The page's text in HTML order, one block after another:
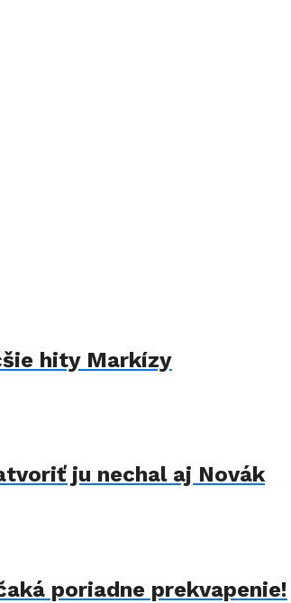
hity Markízy
ju nechal aj Novák
poriadne prekvapenie!